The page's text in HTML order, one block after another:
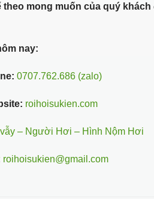
mong muốn của quý
nay:
0707.762.686 (zalo)
roihoisukien.com
– Người Hơi – Hình Nộm Hơi
roihoisukien@gmail.com